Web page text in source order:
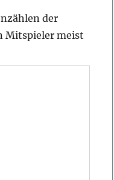
der
Mitspieler meist